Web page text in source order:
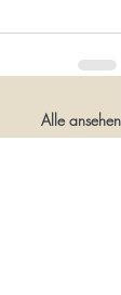
Alle ansehen